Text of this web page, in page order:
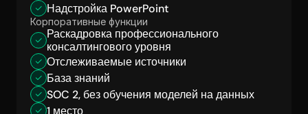
Надстройка PowerPoint
Корпоративные функции
Раскадровка профессионального
консалтингового уровня
Отслеживаемые источники
База знаний
SOC 2, без обучения моделей на данных
1 место